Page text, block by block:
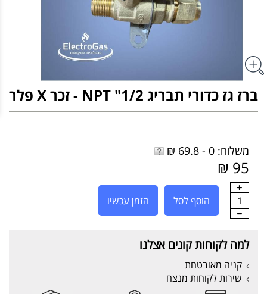
ברז גז כדורי תבריג NPT "1/2 - זכר X פלר
משלוח: 0 - 69.8 ₪
95 ₪
1 הוסף לסל הזמן עכשיו
למה לקוחות קונים אצלנו
קניה מאובטחת
שירות לקוחות מנצח